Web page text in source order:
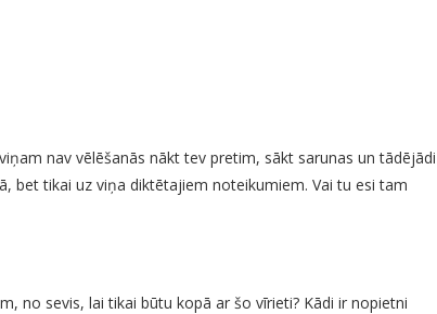
nav vēlēšanās nākt tev pretim, sākt sarunas un tādējādi
bet tikai uz viņa diktētajiem noteikumiem. Vai tu esi tam
no sevis, lai tikai būtu kopā ar šo vīrieti? Kādi ir nopietni